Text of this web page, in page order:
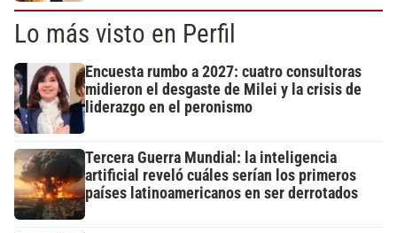
Lo más visto en Perfil
Encuesta rumbo a 2027: cuatro consultoras
midieron el desgaste de Milei y la crisis de
liderazgo en el peronismo
Tercera Guerra Mundial: la inteligencia
artificial reveló cuáles serían los primeros
países latinoamericanos en ser derrotados